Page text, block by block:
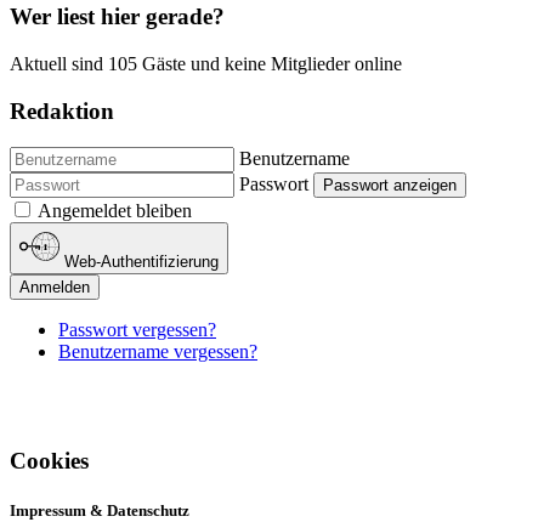
Wer liest hier gerade?
Aktuell sind 105 Gäste und keine Mitglieder online
Redaktion
Benutzername
Passwort
Passwort anzeigen
Angemeldet bleiben
Web-Authentifizierung
Anmelden
Passwort vergessen?
Benutzername vergessen?
Cookies
Impressum & Datenschutz